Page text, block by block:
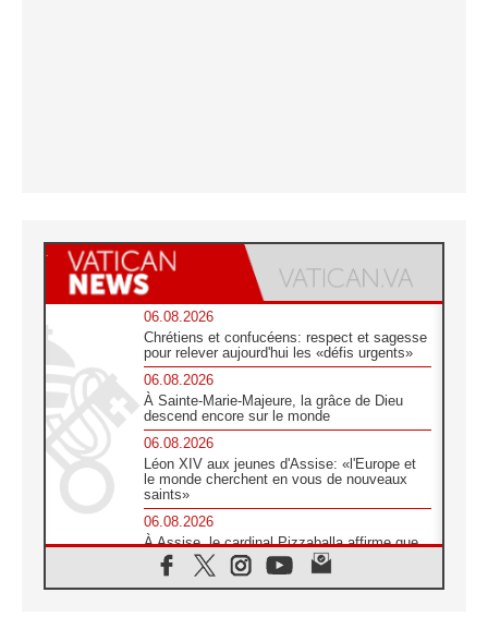
06.08.2026
Chrétiens et confucéens: respect et sagesse
pour relever aujourd'hui les «défis urgents»
06.08.2026
À Sainte-Marie-Majeure, la grâce de Dieu
descend encore sur le monde
06.08.2026
Léon XIV aux jeunes d'Assise: «l'Europe et
le monde cherchent en vous de nouveaux
saints»
06.08.2026
À Assise, le cardinal Pizzaballa affirme que
«les chrétiens veulent la paix»
06.08.2026